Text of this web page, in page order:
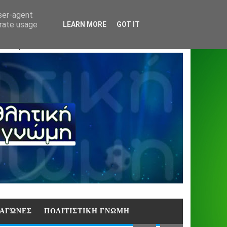
ΑΓΏΝΕΣ ΠΟΛΙΤΙΣΤΙΚΗ ΓΝΩΜΗ
agent
usage
LEARN MORE GOT IT